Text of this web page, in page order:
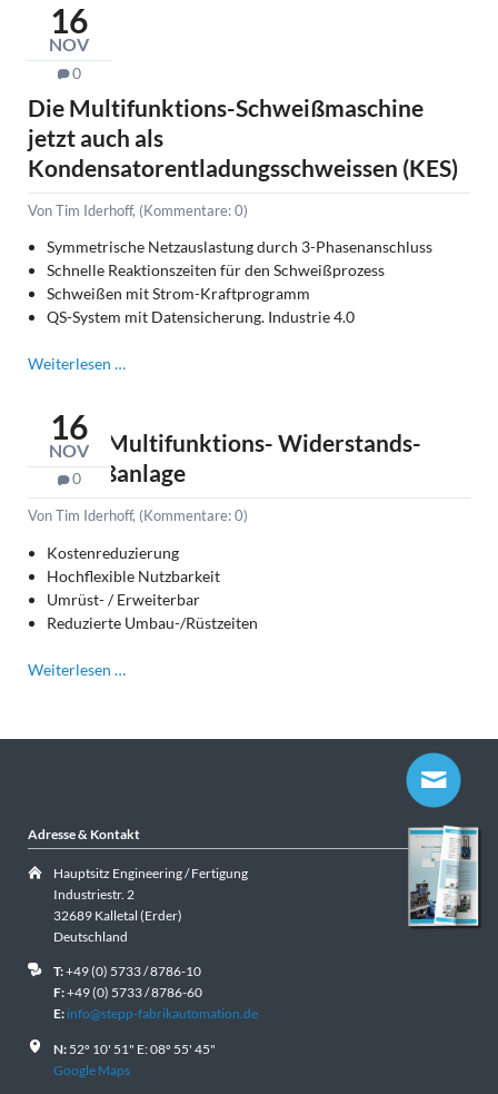
16
NOV
0
Die Multifunktions-Schweißmaschine
jetzt auch als
Kondensatorentladungsschweissen (KES)
Von Tim Iderhoff, (Kommentare: 0)
Symmetrische Netzauslastung durch 3-Phasenanschluss
Schnelle Reaktionszeiten für den Schweißprozess
Schweißen mit Strom-Kraftprogramm
QS-System mit Datensicherung. Industrie 4.0
Weiterlesen …
jetzt
auch
als
Kondensatorentladungsschweissen
(KES)
16
NOV
0
Unsere Multifunktions- Widerstands-
Schweißanlage
Von Tim Iderhoff, (Kommentare: 0)
Kostenreduzierung
Hochflexible Nutzbarkeit
Umrüst- / Erweiterbar
Reduzierte Umbau-/Rüstzeiten
Weiterlesen …
Schweißanlage
Adresse & Kontakt
Hauptsitz Engineering / Fertigung
Industriestr. 2
32689 Kalletal (Erder)
Deutschland
T:+49 (0) 5733 / 8786-10
F:+49 (0) 5733 / 8786-60
E: info@stepp-fabrikautomation.de
N:52º 10' 51" E: 08º 55' 45"
Google Maps